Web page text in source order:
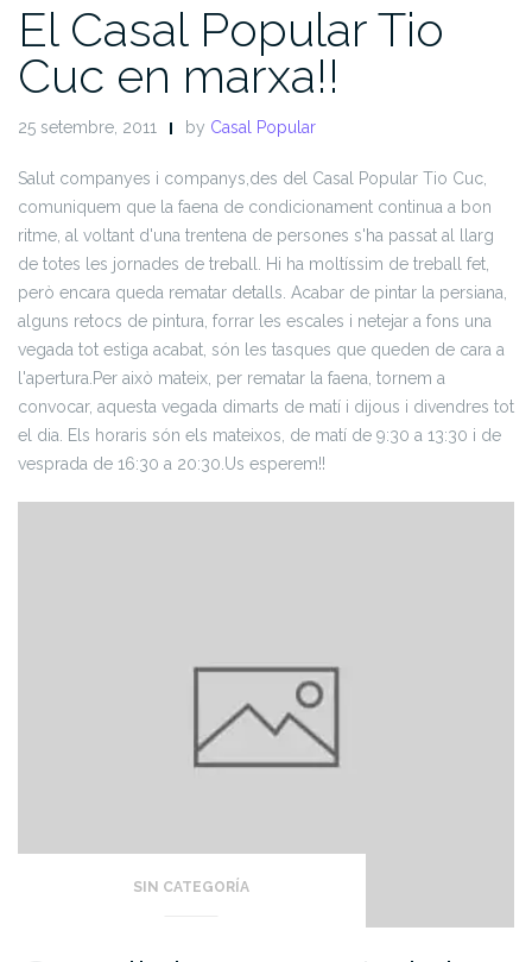
El Casal Popular Tio
Cuc en marxa!!
25 setembre, 2011 by Casal Popular
Salut companyes i companys, des del Casal Popular Tio Cuc,
comuniquem que la faena de condicionament continua a bon
ritme, al voltant d'una trentena de persones s'ha passat al llarg
de totes les jornades de treball. Hi ha moltíssim de treball fet,
però encara queda rematar detalls. Acabar de pintar la persiana,
alguns retocs de pintura, forrar les escales i netejar a fons una
vegada tot estiga acabat, són les tasques que queden de cara a
l'apertura. Per això mateix, per rematar la faena, tornem a
convocar, aquesta vegada dimarts de matí i dijous i divendres tot
el dia. Els horaris són els mateixos, de matí de 9:30 a 13:30 i de
vesprada de 16:30 a 20:30. Us esperem!!
SIN CATEGORÍA